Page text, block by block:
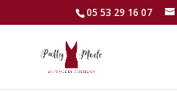
05 53 29 16 07